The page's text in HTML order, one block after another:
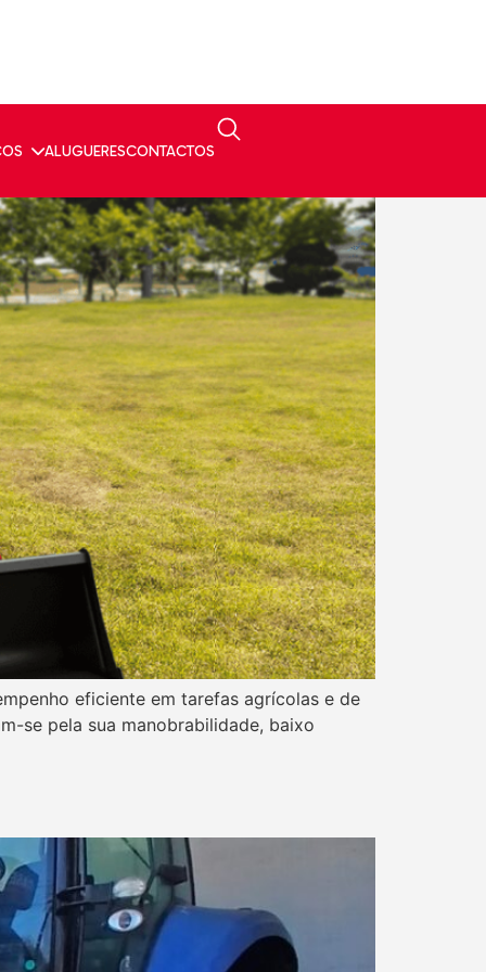
ALUGUERESCONTACTOS
eficiente em tarefas agrícolas e de
se pela sua manobrabilidade, baixo